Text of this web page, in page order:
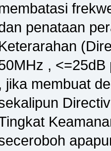
penataan
,
jika membuat